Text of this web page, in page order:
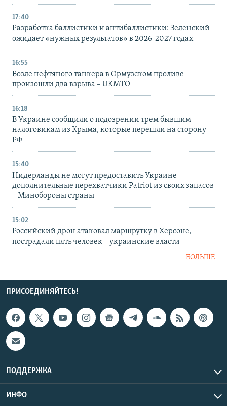
17:40
Разработка баллистики и антибаллистики: Зеленский
ожидает «нужных результатов» в 2026-2027 годах
16:55
Возле нефтяного танкера в Ормузском проливе
произошли два взрыва – UKMTO
16:18
В Украине сообщили о подозрении трем бывшим
налоговикам из Крыма, которые перешли на сторону
РФ
15:40
Нидерланды не могут предоставить Украине
дополнительные перехватчики Patriot из своих запасов
– Минобороны страны
15:02
Российский дрон атаковал маршрутку в Херсоне,
пострадали пять человек – украинские власти
БОЛЬШЕ
ПРИСОЕДИНЯЙТЕСЬ!
ПОДДЕРЖКА
ИНФО